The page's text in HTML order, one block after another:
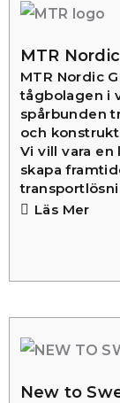
MTR
MTR Nordic
tågbolagen i
spårbunden
och
Vi vill vara
skapa
Läs Mer
New to